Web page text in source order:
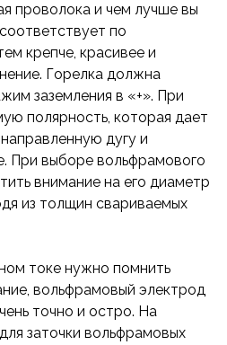
проволока и чем лучше вы
по
крепче, красивее и
Горелка должна
заземления в «+». При
полярность, которая дает
дугу и
При выборе вольфрамового
внимание на его диаметр
из толщин свариваемых
токе нужно помнить
вольфрамовый электрод
точно и остро. На
заточки вольфрамовых